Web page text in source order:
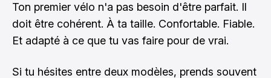
Ton premier vélo n'a pas besoin d'être parfait. Il
doit être cohérent. À ta taille. Confortable. Fiable.
Et adapté à ce que tu vas faire pour de vrai.
Si tu hésites entre deux modèles, prends souvent